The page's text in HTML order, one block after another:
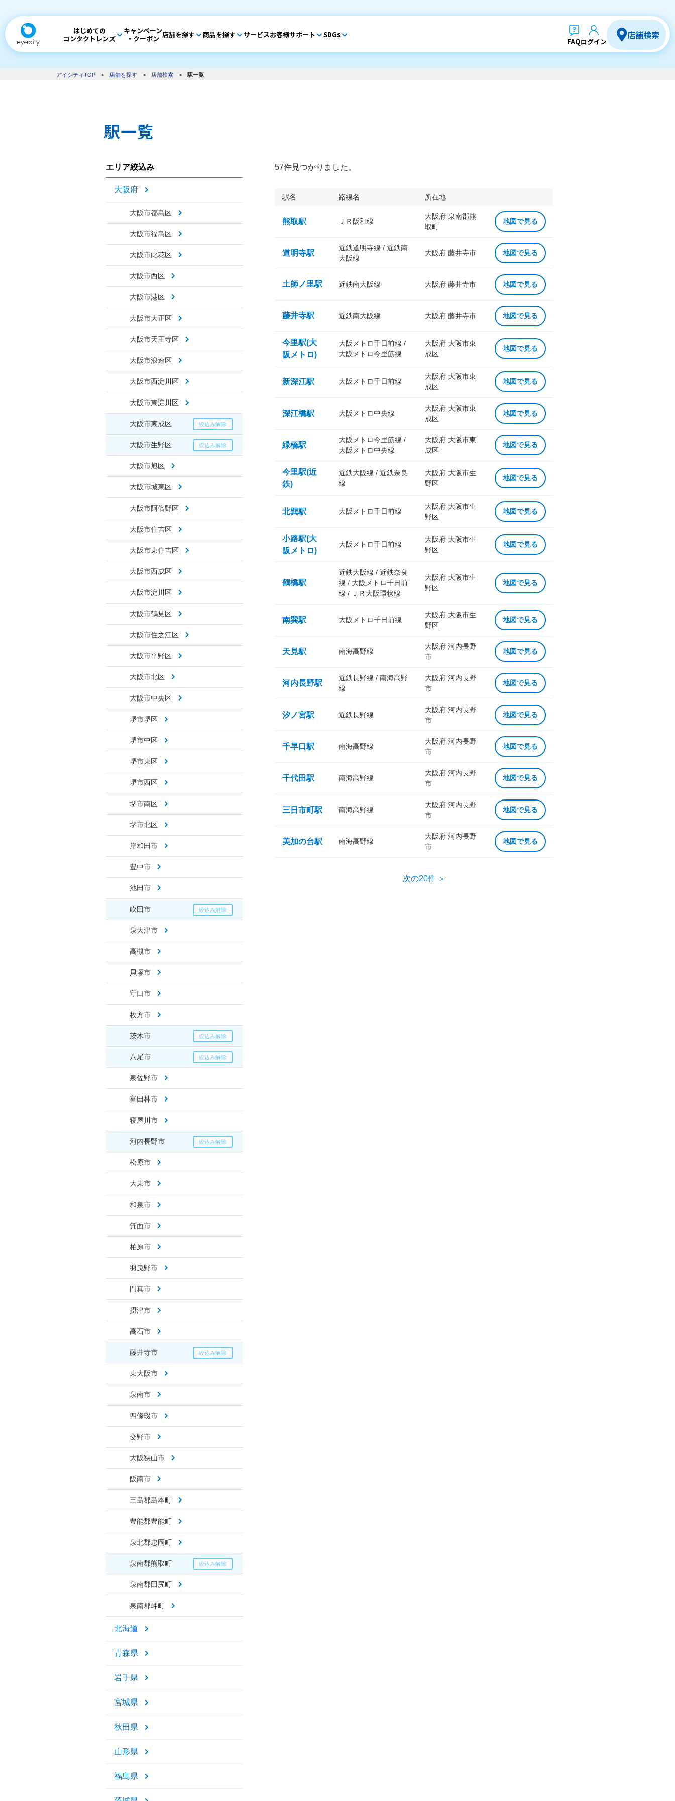
はじめての
コンタクトレンズ
キャンペーン
・クーポン 店舗を探す 商品を探す サービスお客様サポート SDGs
FAQログイン
店舗検索
アイシティTOP > 店舗を探す > 店舗検索 > 駅一覧
駅一覧
エリア絞込み
大阪府
大阪市都島区
大阪市福島区
大阪市此花区
大阪市西区
大阪市港区
大阪市大正区
大阪市天王寺区
大阪市浪速区
大阪市西淀川区
大阪市東淀川区
大阪市東成区
大阪市生野区
大阪市旭区
大阪市城東区
大阪市阿倍野区
大阪市住吉区
大阪市東住吉区
大阪市西成区
大阪市淀川区
大阪市鶴見区
大阪市住之江区
大阪市平野区
大阪市北区
大阪市中央区
堺市堺区
堺市中区
堺市東区
堺市西区
堺市南区
堺市北区
岸和田市
豊中市
池田市
吹田市
泉大津市
高槻市
貝塚市
守口市
枚方市
茨木市
八尾市
泉佐野市
富田林市
寝屋川市
河内長野市
松原市
大東市
和泉市
箕面市
柏原市
羽曳野市
門真市
摂津市
高石市
藤井寺市
東大阪市
泉南市
四條畷市
交野市
大阪狭山市
阪南市
三島郡島本町
豊能郡豊能町
泉北郡忠岡町
泉南郡熊取町
泉南郡田尻町
泉南郡岬町
北海道
青森県
岩手県
宮城県
秋田県
山形県
福島県
57件見つかりました。
駅名 路線名 所在地
熊取駅 ＪＲ阪和線
大阪府 泉南郡熊
取町
地図で見る
道明寺駅
近鉄道明寺線 / 近鉄南
大阪線
大阪府 藤井寺市 地図で見る
土師ノ里駅 近鉄南大阪線 大阪府 藤井寺市 地図で見る
藤井寺駅 近鉄南大阪線 大阪府 藤井寺市 地図で見る
今里駅(大
阪メトロ)
大阪メトロ千日前線 /
大阪メトロ今里筋線
大阪府 大阪市東
成区
地図で見る
新深江駅 大阪メトロ千日前線
大阪府 大阪市東
成区
地図で見る
深江橋駅 大阪メトロ中央線
大阪府 大阪市東
成区
地図で見る
緑橋駅
大阪メトロ今里筋線 /
大阪メトロ中央線
大阪府 大阪市東
成区
地図で見る
今里駅(近
鉄)
近鉄大阪線 / 近鉄奈良
線
大阪府 大阪市生
野区
地図で見る
北巽駅 大阪メトロ千日前線
大阪府 大阪市生
野区
地図で見る
小路駅(大
阪メトロ)
大阪メトロ千日前線
大阪府 大阪市生
野区
地図で見る
鶴橋駅
近鉄大阪線 / 近鉄奈良
線 / 大阪メトロ千日前
線 / ＪＲ大阪環状線
大阪府 大阪市生
野区
地図で見る
南巽駅 大阪メトロ千日前線
大阪府 大阪市生
野区
地図で見る
天見駅 南海高野線
大阪府 河内長野
市
地図で見る
河内長野駅
近鉄長野線 / 南海高野
線
大阪府 河内長野
市
地図で見る
汐ノ宮駅 近鉄長野線
大阪府 河内長野
市
地図で見る
千早口駅 南海高野線
大阪府 河内長野
市
地図で見る
千代田駅 南海高野線
大阪府 河内長野
市
地図で見る
三日市町駅 南海高野線
大阪府 河内長野
市
地図で見る
美加の台駅 南海高野線
大阪府 河内長野
市
地図で見る
次の20件 ＞